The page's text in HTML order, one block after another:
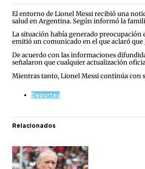
El entorno de Lionel Messi recibió una
salud en Argentina. Según informó la
La situación había generado preocupación
emitió un comunicado en el que aclaró
De acuerdo con las informaciones
señalaron que cualquier actualización
Mientras tanto, Lionel Messi continúa con
Deportes
Relacionados